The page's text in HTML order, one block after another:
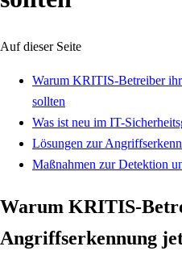
Auf dieser Seite
Warum KRITIS-Betreiber
sollten
Was ist neu im IT-
Lösungen zur
Maßnahmen zur Detektion
Warum KRITIS-
Angriffserkennung